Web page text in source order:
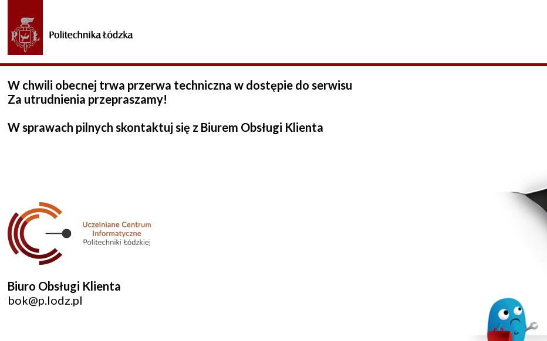
W chwili obecnej trwa przerwa techniczna w dostępie do serwisu
Za utrudnienia przepraszamy!
W sprawach pilnych skontaktuj się z Biurem Obsługi Klienta
Biuro Obsługi Klienta
bok@p.lodz.pl